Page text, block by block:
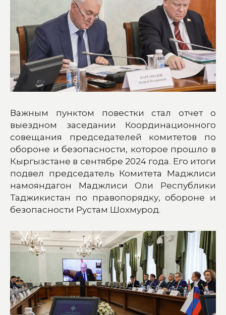
Важным пунктом повестки стал отчет о
выездном заседании Координационного
совещания председателей комитетов по
обороне и безопасности, которое прошло в
Кыргызстане в сентябре 2024 года. Его итоги
подвел председатель Комитета Маджлиси
намояндагон Маджлиси Оли Республики
Таджикистан по правопорядку, обороне и
безопасности Рустам Шохмурод.